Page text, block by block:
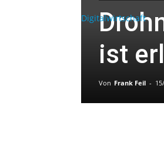
ist
Von Frank Feil -